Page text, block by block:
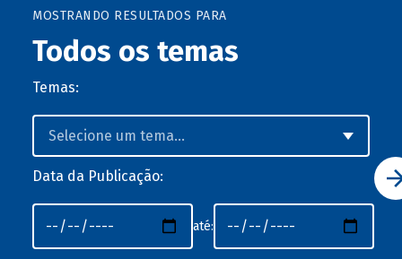
MOSTRANDO RESULTADOS PARA
Todos os temas
Temas:
Data da Publicação:
até: